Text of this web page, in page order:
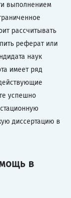
выполнением
рассчитывать
реферат или
наук
имеет ряд
успешно
диссертацию в
в